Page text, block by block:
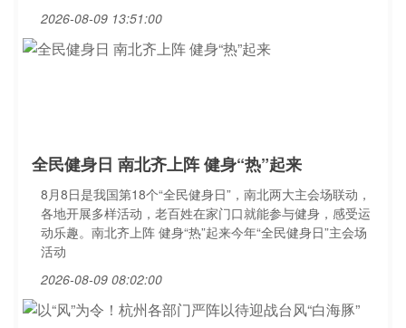
2026-08-09 13:51:00
全民健身日 南北齐上阵 健身“热”起来
8月8日是我国第18个“全民健身日”，南北两大主会场联动，
各地开展多样活动，老百姓在家门口就能参与健身，感受运
动乐趣。南北齐上阵 健身“热”起来今年“全民健身日”主会场
活动
2026-08-09 08:02:00